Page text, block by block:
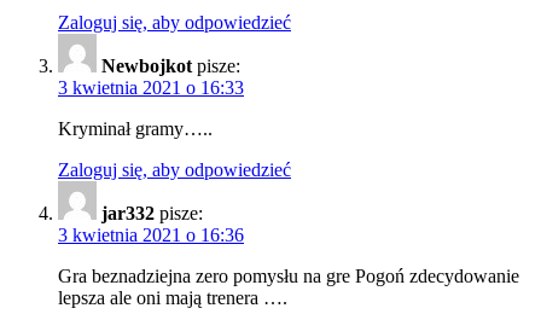
Zaloguj się, aby odpowiedzieć
Newbojkot pisze:
3 kwietnia 2021 o 16:33
Kryminał gramy…..
Zaloguj się, aby odpowiedzieć
jar332 pisze:
3 kwietnia 2021 o 16:36
Gra beznadziejna zero pomysłu na gre Pogoń zdecydowanie
lepsza ale oni mają trenera ….